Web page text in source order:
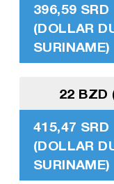
396,59 SRD
(DOLLAR
SURINAME)
22 BZD
415,47 SRD
(DOLLAR
SURINAME)